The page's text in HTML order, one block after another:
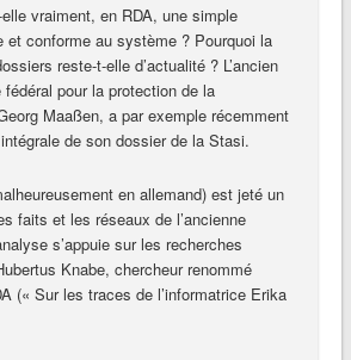
vraiment, en RDA, une simple
et conforme au système ? Pourquoi la
reste-t-elle d’actualité ? L’ancien
fédéral pour la protection de la
Maaßen, a par exemple récemment
de son dossier de la Stasi.
en allemand) est jeté un
faits et les réseaux de l’ancienne
s’appuie sur les recherches
Knabe, chercheur renommé
(« Sur les traces de l’informatrice Erika